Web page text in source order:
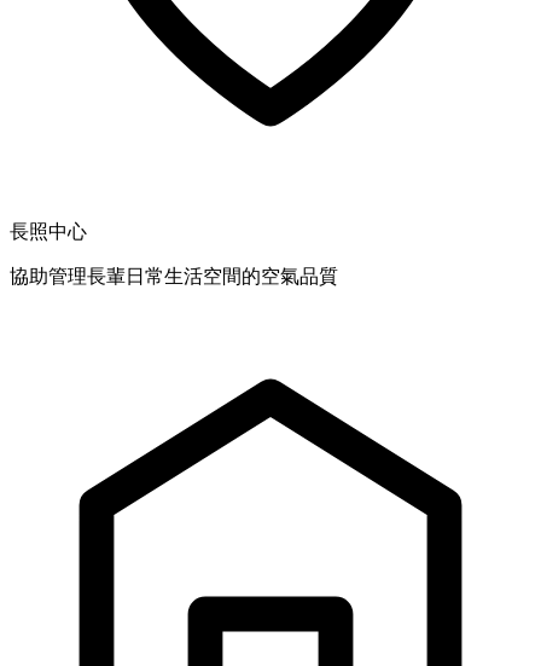
長照中心
協助管理長輩日常生活空間的空氣品質